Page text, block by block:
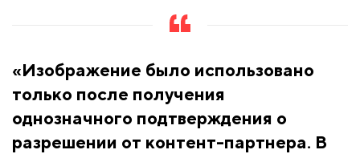
«Изображение было использовано
только после получения
однозначного подтверждения о
разрешении от контент-партнера. В